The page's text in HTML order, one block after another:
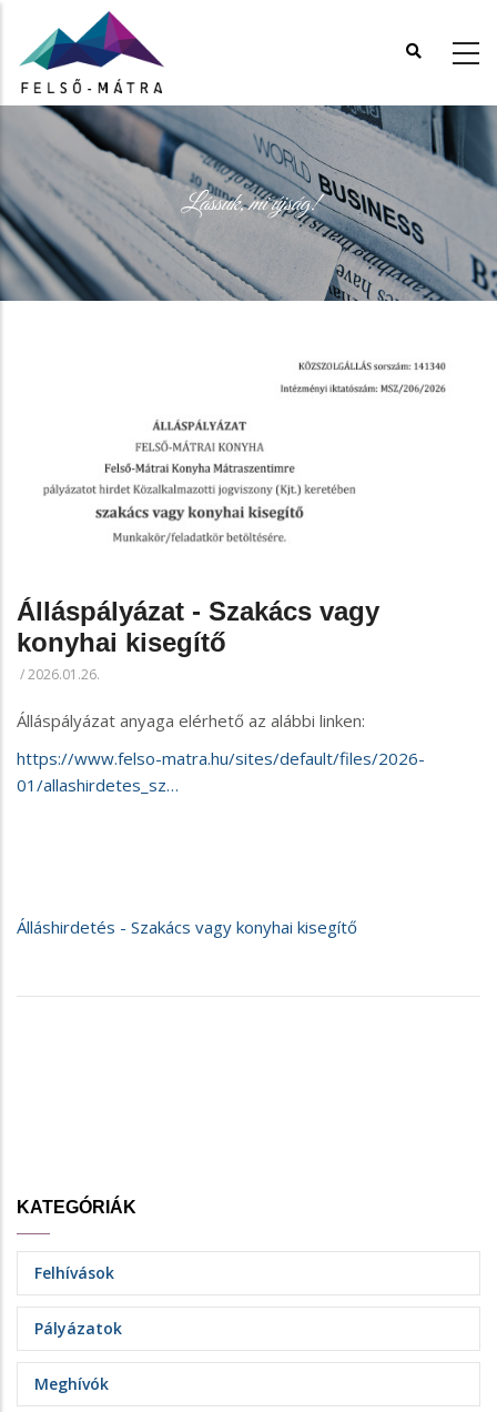
tartalomra
Lássuk, mi újság!
Álláspályázat - Szakács vagy
konyhai kisegítő
/2026.01.26.
Álláspályázat anyaga elérhető az alábbi linken:
https://www.felso-matra.hu/sites/default/files/2026-
01/allashirdetes_sz…
Álláshirdetés - Szakács vagy konyhai kisegítő
KATEGÓRIÁK
Felhívások
Pályázatok
Meghívók